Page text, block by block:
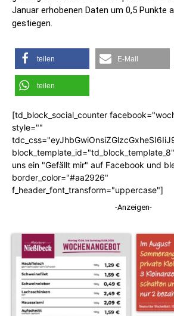
Januar erhobenen Daten um 0,5 Punkte
gestiegen.
teilen E-Mail
teilen
[td_block_social_counter
style=""
uns ein "Gefällt mir" auf Facebook und
border_color="#aa2926"
f_header_font_transform="uppercase"]
-Anzeigen-